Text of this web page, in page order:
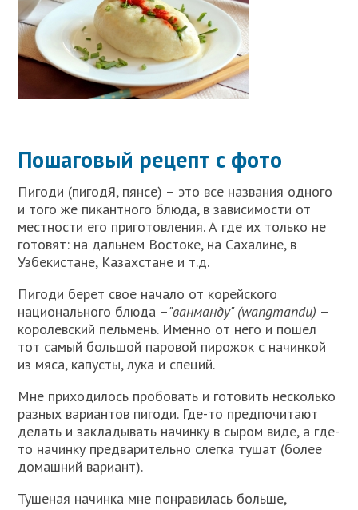
Пошаговый рецепт с фото
Пигоди (пигодЯ, пянсе) – это все названия одного
и того же пикантного блюда, в зависимости от
местности его приготовления. А где их только не
готовят: на дальнем Востоке, на Сахалине, в
Узбекистане, Казахстане и т.д.
Пигоди берет свое начало от корейского
национального блюда –"ванманду" (wangmandu) –
королевский пельмень. Именно от него и пошел
тот самый большой паровой пирожок с начинкой
из мяса, капусты, лука и специй.
Мне приходилось пробовать и готовить несколько
разных вариантов пигоди. Где-то предпочитают
делать и закладывать начинку в сыром виде, а где-
то начинку предварительно слегка тушат (более
домашний вариант).
Тушеная начинка мне понравилась больше,